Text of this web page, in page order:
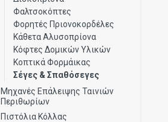
Φαλτσοκόπτες
Φορητές Πριονοκορδέλες
Κάθετα Αλυσοπρίονα
Κόφτες Δομικών Υλικών
Κοπτικά Φορμάικας
Σέγες & Σπαθόσεγες
Μηχανές Επάλειψης Ταινιών
Περιθωρίων
Πιστόλια Κόλλας